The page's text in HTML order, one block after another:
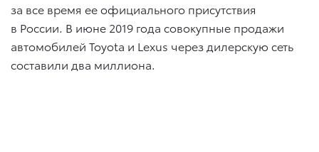
за все время ее официального присутствия
в России. В июне 2019 года совокупные продажи
автомобилей Toyota и Lexus через дилерскую сеть
составили два миллиона.